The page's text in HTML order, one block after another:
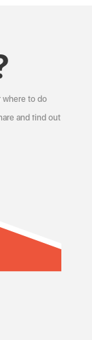
where to do
and find out